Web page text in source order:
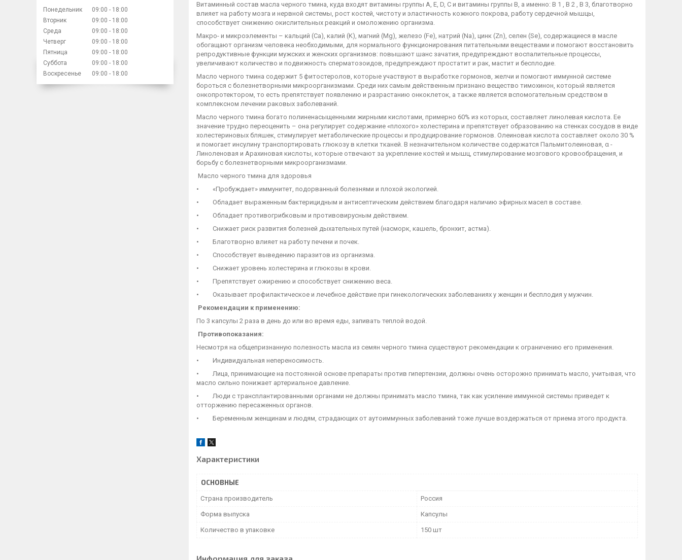
Витаминный состав масла черного тмина, куда входят витамины группы А, Е, D, С и витамины группы В, а именно: В 1 , В 2 , В 3, благотворно
влияет на работу мозга и нервной системы, рост костей, чистоту и эластичность кожного покрова, работу сердечной мышцы,
способствует снижению окислительных реакций и омоложению организма.
Макро- и микроэлементы – кальций (Ca), калий (K), магний (Mg), железо (Fe), натрий (Na), цинк (Zn), селен (Se), содержащиеся в масле
обогащают организм человека необходимыми, для нормального функционирования питательными веществами и помогают восстановить
репродуктивные функции мужских и женских организмов: повышают шанс зачатия, предупреждают воспалительные процессы,
увеличивают количество и подвижность сперматозоидов, предупреждают простатит и рак, мастит и бесплодие.
Масло черного тмина содержит 5 фитостеролов, которые участвуют в выработке гормонов, желчи и помогают иммунной системе
бороться с болезнетворными микроорганизмами. Среди них самым действенным признано вещество тимохинон, который является
онкопротектором, то есть препятствует появлению и разрастанию онкоклеток, а также является вспомогательным средством в
комплексном лечении раковых заболеваний.
Масло черного тмина богато полиненасыщенными жирными кислотами, примерно 60% из которых, составляет линолевая кислота. Ее
значение трудно переоценить – она регулирует содержание «плохого» холестерина и препятствует образованию на стенках сосудов в виде
холестериновых бляшек, стимулирует метаболические процессы и продуцирование гормонов. Олеиновая кислота составляет около 30 %
и помогает инсулину транспортировать глюкозу в клетки тканей. В незначительном количестве содержатся Пальмитолеиновая, α -
Линоленовая и Арахиновая кислоты, которые отвечают за укрепление костей и мышц, стимулирование мозгового кровообращения, и
борьбу с болезнетворными микроорганизмами.
Масло черного тмина для здоровья
• «Пробуждает» иммунитет, подорванный болезнями и плохой экологией.
• Обладает выраженным бактерицидным и антисептическим действием благодаря наличию эфирных масел в составе.
• Обладает противогрибковым и противовирусным действием.
• Снижает риск развития болезней дыхательных путей (насморк, кашель, бронхит, астма).
• Благотворно влияет на работу печени и почек.
• Способствует выведению паразитов из организма.
• Снижает уровень холестерина и глюкозы в крови.
• Препятствует ожирению и способствует снижению веса.
• Оказывает профилактическое и лечебное действие при гинекологических заболеваниях у женщин и бесплодия у мужчин.
Рекомендации к применению:
По 3 капсулы 2 раза в день до или во время еды, запивать теплой водой.
Противопоказания:
Несмотря на общепризнанную полезность масла из семян черного тмина существуют рекомендации к ограничению его применения.
• Индивидуальная непереносимость.
• Лица, принимающие на постоянной основе препараты против гипертензии, должны очень осторожно принимать масло, учитывая, что
масло сильно понижает артериальное давление.
• Люди с трансплантированными органами не должны принимать масло тмина, так как усиление иммунной системы приведет к
отторжению пересаженных органов.
• Беременным женщинам и людям, страдающих от аутоиммунных заболеваний тоже лучше воздержаться от приема этого продукта.
Характеристики
ОСНОВНЫЕ
Страна производитель Россия
Форма выпуска Капсулы
Количество в упаковке 150 шт
Понедельник 09:00
18:00
Вторник
09:00
18:00
Среда
09:00
18:00
Четверг
09:00
18:00
Пятница
09:00
18:00
Суббота
09:00
18:00
Воскресенье
09:00 18:00